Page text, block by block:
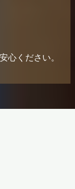
心ください。